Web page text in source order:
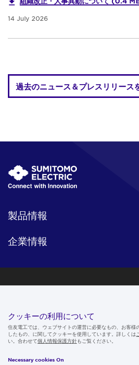
14 July 2026
過去のニュース＆プレスリリース
製品情報
企業情報
ニュースルーム
IR情報
採用情報
クッキーの利用について
住友電工では、ウェブサイトの運営に必要なもの、お客様
したもの、に関してクッキーを使用しています。詳しくは
い。合わせて個人情報保護方針もご覧ください。
Necessary cookies On